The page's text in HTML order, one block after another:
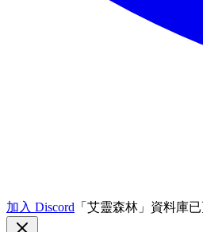
加入 Discord 「艾靈森林」資料庫